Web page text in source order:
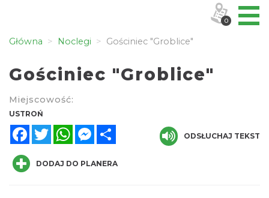
Główna Noclegi Gościniec "Groblice"
Gościniec "Groblice"
Miejscowość:
USTROŃ
FacebookTwitterWhatsAppMessenger
ODSŁUCHAJ TEKST
DODAJ DO PLANERA
0